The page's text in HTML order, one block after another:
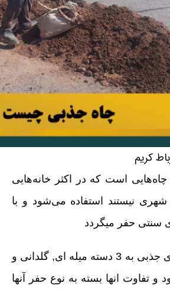
کریم
چاه‌هایی است که در اکثر خانه‌هایی
شهری نیستند استفاده می‌شود و با
سنتی حفر میگردد
به طور کلی چاه های جذبی به 3 دسته میله ای, گلدانی و
و تفاوت انها بسته به نوع حفر آنها